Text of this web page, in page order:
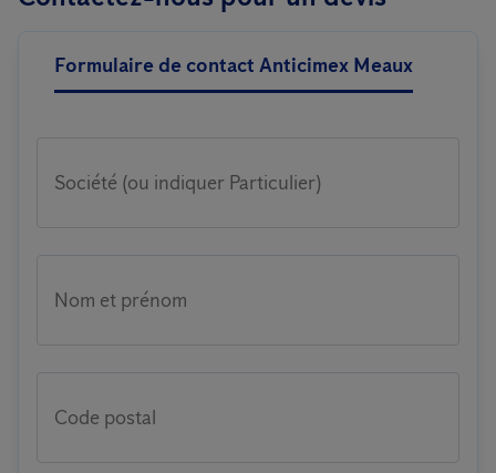
Formulaire de contact Anticimex Meaux
Société (ou indiquer Particulier)
Nom et prénom
Code postal